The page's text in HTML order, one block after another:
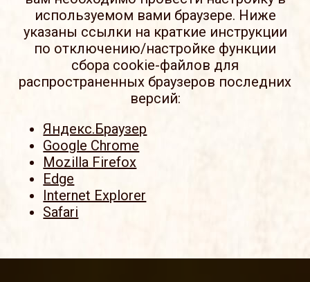
используемом вами браузере. Ниже
указаны ссылки на краткие инструкции
по отключению/настройке функции
сбора cookie-файлов для
распространенных браузеров последних
версий:
Яндекс.Браузер
Google Chrome
Mozilla Firefox
Edge
Internet Explorer
Safari